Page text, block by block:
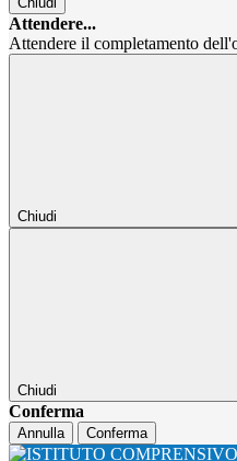
Attendere...
Attendere il completamento
Chiudi
Chiudi
Conferma
Annulla Conferma